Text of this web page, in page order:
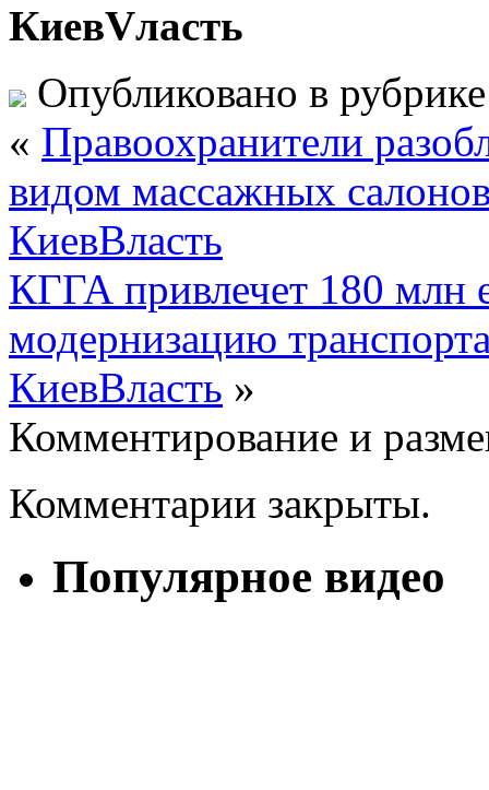
КиевVласть
Опубликовано в
« Правоохранители
видом массажных
КиевВласть
КГГА привлечет 180 млн
модернизацию
КиевВласть »
Комментирование и
Комментарии закрыты.
Популярное видео